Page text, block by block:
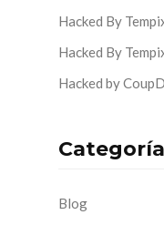
Hacked By
Hacked By
Hacked by
Blog